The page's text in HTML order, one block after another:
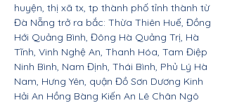
huyện, thị xã tx, tp thành phố tỉnh thành từ
Đà Nẵng trở ra bắc: Thừa Thiên Huế, Đồng
Hới Quảng Bình, Đông Hà Quảng Trị, Hà
Tĩnh, Vinh Nghệ An, Thanh Hóa, Tam Điệp
Ninh Bình, Nam Định, Thái Bình, Phủ Lý Hà
Nam, Hưng Yên, quận Đồ Sơn Dương Kinh
Hải An Hồng Bàng Kiến An Lê Chân Ngô